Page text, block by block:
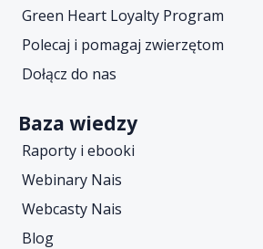
Green Heart Loyalty Program
Polecaj i pomagaj zwierzętom
Dołącz do nas
Baza wiedzy
Raporty i ebooki
Webinary Nais
Webcasty Nais
Blog